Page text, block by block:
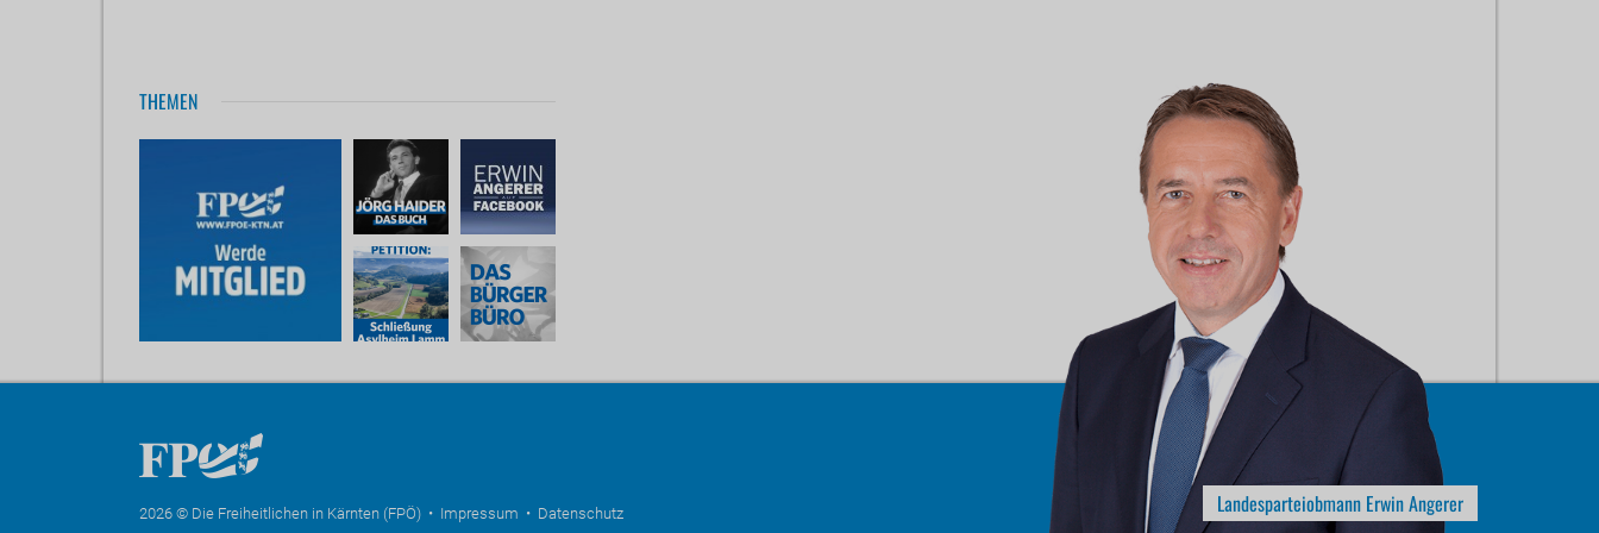
THEMEN
2026 © Die Freiheitlichen in Kärnten (FPÖ) • Impressum • Datenschutz Landesparteiobmann Erwin Angerer